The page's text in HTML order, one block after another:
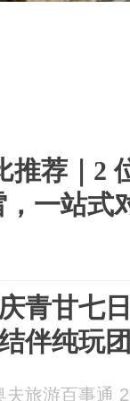
推荐｜2
一站式
青甘七
伴纯玩
夫旅游百事通